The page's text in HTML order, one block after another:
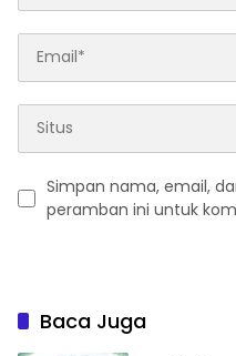
Simpan nama, email,
peramban ini untuk
Baca Juga